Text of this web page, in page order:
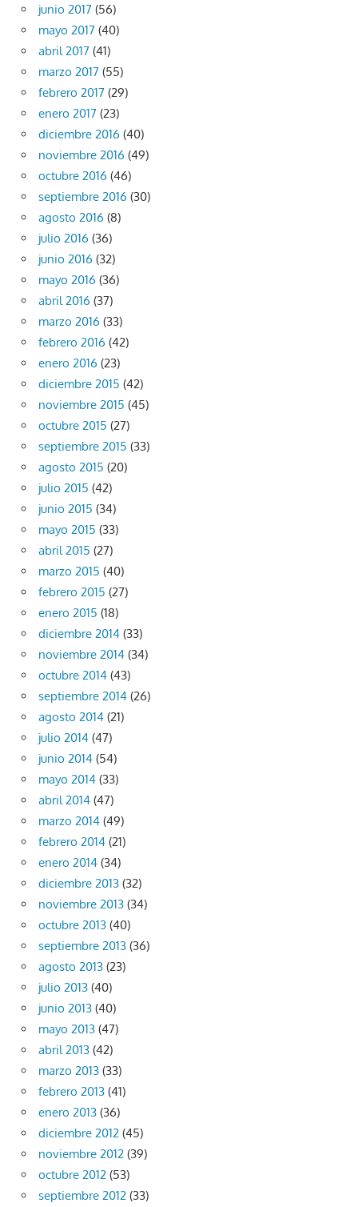
junio 2017 (56)
mayo 2017 (40)
abril 2017 (41)
marzo 2017 (55)
febrero 2017 (29)
enero 2017 (23)
diciembre 2016 (40)
noviembre 2016 (49)
octubre 2016 (46)
septiembre 2016 (30)
agosto 2016 (8)
julio 2016 (36)
junio 2016 (32)
mayo 2016 (36)
abril 2016 (37)
marzo 2016 (33)
febrero 2016 (42)
enero 2016 (23)
diciembre 2015 (42)
noviembre 2015 (45)
octubre 2015 (27)
septiembre 2015 (33)
agosto 2015 (20)
julio 2015 (42)
junio 2015 (34)
mayo 2015 (33)
abril 2015 (27)
marzo 2015 (40)
febrero 2015 (27)
enero 2015 (18)
diciembre 2014 (33)
noviembre 2014 (34)
octubre 2014 (43)
septiembre 2014 (26)
agosto 2014 (21)
julio 2014 (47)
junio 2014 (54)
mayo 2014 (33)
abril 2014 (47)
marzo 2014 (49)
febrero 2014 (21)
enero 2014 (34)
diciembre 2013 (32)
noviembre 2013 (34)
octubre 2013 (40)
septiembre 2013 (36)
agosto 2013 (23)
julio 2013 (40)
junio 2013 (40)
mayo 2013 (47)
abril 2013 (42)
marzo 2013 (33)
febrero 2013 (41)
enero 2013 (36)
diciembre 2012 (45)
noviembre 2012 (39)
octubre 2012 (53)
septiembre 2012 (33)